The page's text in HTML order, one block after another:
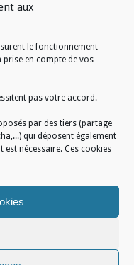
aux
le fonctionnement
prise en compte de vos
pas votre accord.
par des tiers (partage
qui déposent également
nécessaire. Ces cookies